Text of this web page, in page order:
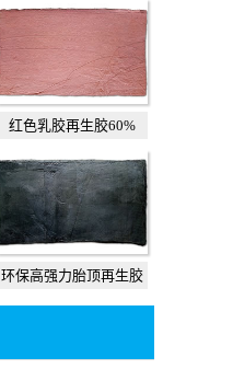
红色乳胶再生胶60%
环保高强力胎顶再生胶